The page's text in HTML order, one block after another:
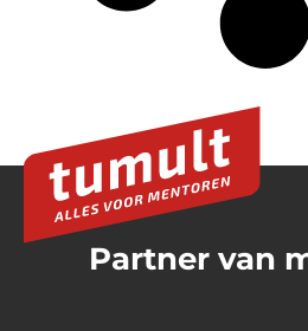
Partner van